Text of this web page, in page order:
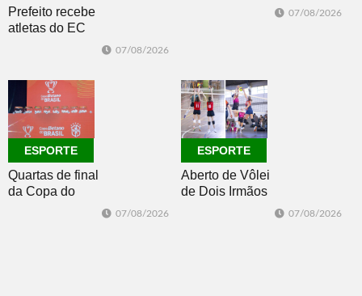
Prefeito recebe
atletas do EC
Master 65+
07/08/2026
07/08/2026
ESPORTE
Quartas de final
da Copa do
Brasil 2026: veja
07/08/2026
ESPORTE
Aberto de Vôlei
de Dois Irmãos
07/08/2026